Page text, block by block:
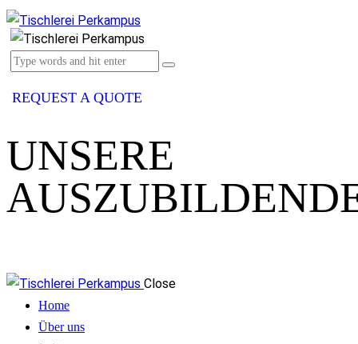
REQUEST A QUOTE
UNSERE
Close
Home
Über uns